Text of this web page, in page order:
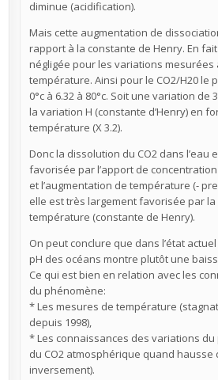
diminue (acidification).
Mais cette augmentation de
rapport à la constante de Henry. En
négligée pour les variations mesurées
température. Ainsi pour le CO2/H20 le
0°c à 6.32 à 80°c. Soit une variation de
la variation H (constante d’Henry) en
température (X 3.2).
Donc la dissolution du CO2 dans l’eau
favorisée par l’apport de
et l’augmentation de température (-
elle est très largement favorisée par
température (constante de Henry).
On peut conclure que dans l’état
pH des océans montre plutôt une
Ce qui est bien en relation avec les
du phénomène:
* Les mesures de température
depuis 1998),
* Les connaissances des variations
du CO2 atmosphérique quand
inversement).